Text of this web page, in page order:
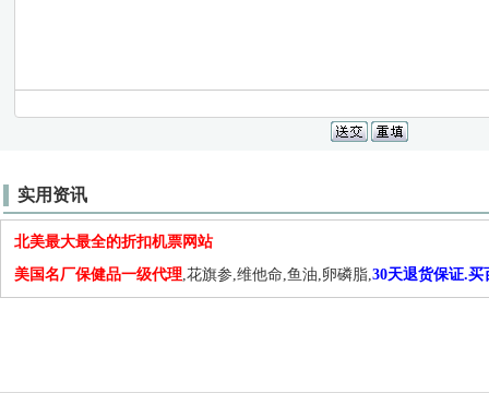
实用资讯
北美最大最全的折扣机票网站
美国名厂保健品一级代理,花旗参,维他命,鱼油,卵磷脂,30天退货保证.买